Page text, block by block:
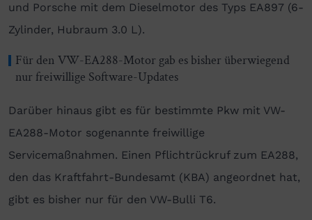
und Porsche mit dem Dieselmotor des Typs EA897 (6-
Zylinder, Hubraum 3.0 L).
Für den VW-EA288-Motor gab es bisher überwiegend
nur freiwillige Software-Updates
Darüber hinaus gibt es für bestimmte Pkw mit VW-
EA288-Motor sogenannte freiwillige
Servicemaßnahmen. Einen Pflichtrückruf zum EA288,
den das Kraftfahrt-Bundesamt (KBA) angeordnet hat,
gibt es bisher nur für den VW-Bulli T6.